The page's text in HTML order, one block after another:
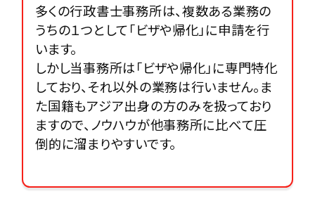
多くの行政書士事務所は、複数ある業務の
うちの１つとして「ビザや帰化」に申請を行
います。
しかし当事務所は「ビザや帰化」に専門特化
しており、それ以外の業務は行いません。ま
た国籍もアジア出身の方のみを扱っており
ますので、ノウハウが他事務所に比べて圧
倒的に溜まりやすいです。